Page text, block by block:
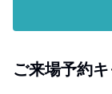
ご来場予約